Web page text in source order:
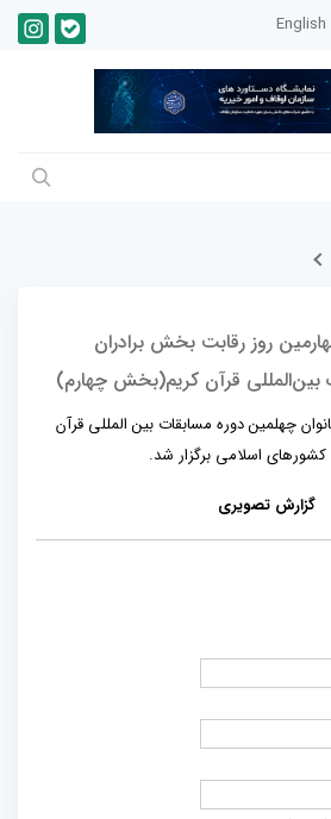
English
روز رقابت بخش برادران
بین‌المللی قرآن کریم(بخش چهارم)
چهلمین دوره مسابقات بین المللی قرآن
اسلامی برگزار شد.
گزارش تصویری